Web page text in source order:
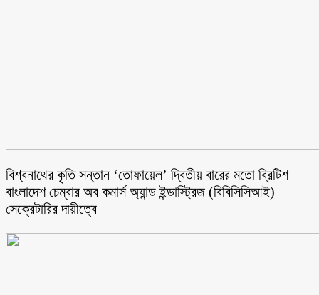
বিশ্বনাথের কৃতি সন্তান ‘তোফায়েল’ দ্বিতীয় বারের মতো ব্রিটিশ
বাংলাদেশ চেম্বার অব কমার্স অ্যান্ড ইন্ডাস্ট্রিজ (বিবিসিসিআই)
সেক্রেটারির দায়ীত্বে